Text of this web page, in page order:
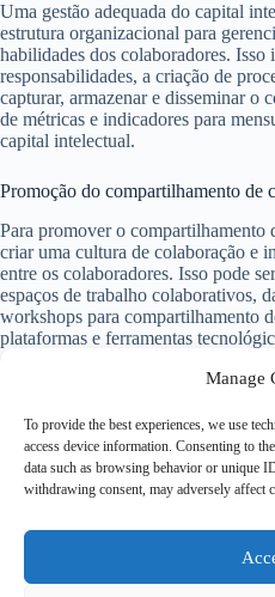
Manage
To provide the best experiences, we use
access device information. Consenting to
data such as browsing behavior or unique
withdrawing consent, may adversely affect
Uma gestão adequada do capital
estrutura organizacional para
habilidades dos colaboradores.
responsabilidades, a criação de
capturar, armazenar e disseminar o
de métricas e indicadores para
capital intelectual.
Promoção do compartilhamento de
Para promover o compartilhamento
criar uma cultura de colaboração e
entre os colaboradores. Isso pode
espaços de trabalho colaborativos,
workshops para compartilhamento
plataformas e ferramentas
A distorção do capital intelectual é
enfrentam. No entanto, ao adotar
desses recursos, é possível evitar
intelectual, gerenciá-lo
compartilhamento de conhecimento
garantir o crescimento e a